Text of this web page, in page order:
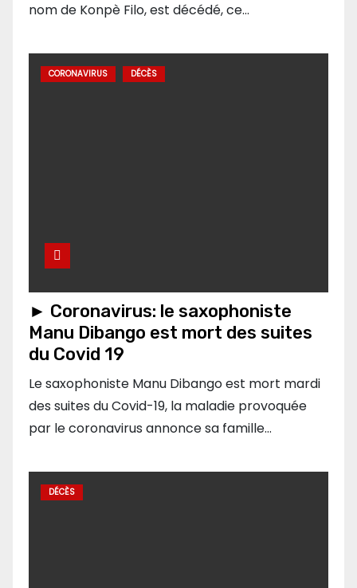
nom de Konpè Filo, est décédé, ce…
CORONAVIRUS DÉCÈS
► Coronavirus: le saxophoniste
Manu Dibango est mort des suites
du Covid 19
Le saxophoniste Manu Dibango est mort mardi
des suites du Covid-19, la maladie provoquée
par le coronavirus annonce sa famille…
DÉCÈS